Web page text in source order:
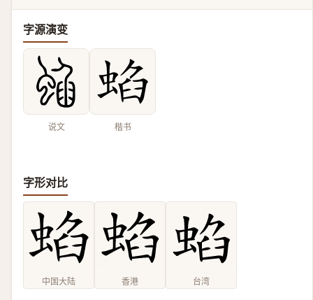
字源演变
说文 楷书
字形对比
中国大陆 香港 台湾